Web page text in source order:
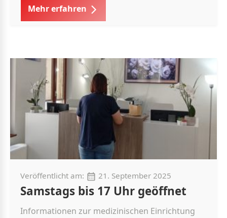
Mehr erfahren
Veröffentlicht am: 21. September 2025
Samstags bis 17 Uhr geöffnet
Informationen zur medizinischen Einrichtung